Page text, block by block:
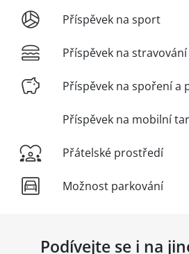
Příspěvek na sport
Příspěvek na stravování
Příspěvek na spoření a
Příspěvek na mobilní
Přátelské prostředí
Možnost parkování
Podívejte se i na